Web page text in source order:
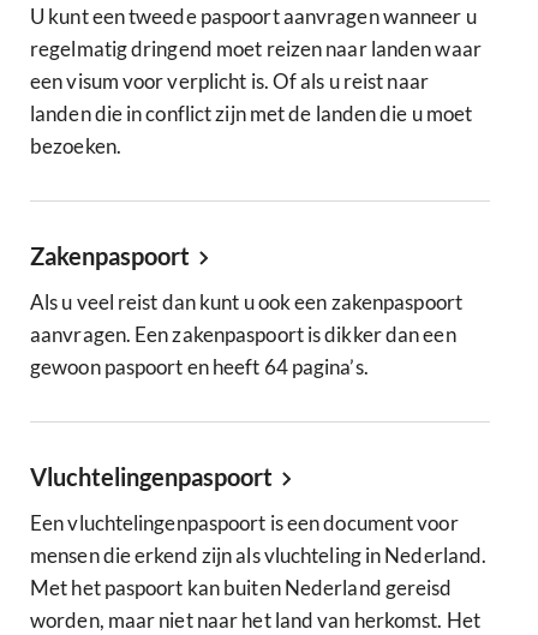
U kunt een tweede paspoort aanvragen wanneer u
regelmatig dringend moet reizen naar landen waar
een visum voor verplicht is. Of als u reist naar
landen die in conflict zijn met de landen die u moet
bezoeken.
Zakenpaspoort
Als u veel reist dan kunt u ook een zakenpaspoort
aanvragen. Een zakenpaspoort is dikker dan een
gewoon paspoort en heeft 64 pagina’s.
Vluchtelingenpaspoort
Een vluchtelingenpaspoort is een document voor
mensen die erkend zijn als vluchteling in Nederland.
Met het paspoort kan buiten Nederland gereisd
worden, maar niet naar het land van herkomst. Het